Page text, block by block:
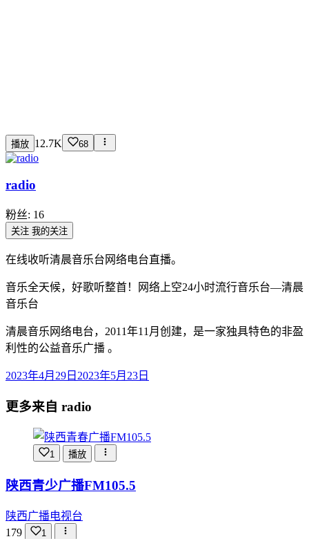
播放 12.7K 68
radio
粉丝: 16
关注 我的关注
在线收听清晨音乐台网络电台直播。
音乐全天候，好歌听整首！网络上空24小时流行音乐台—清晨
音乐台
清晨音乐网络电台，2011年11月创建，是一家独具特色的非盈
利性的公益音乐广播 。
2023年4月29日 2023年5月23日
更多来自 radio
1 播放
陕西青少广播FM105.5
陕西广播电视台
179
1